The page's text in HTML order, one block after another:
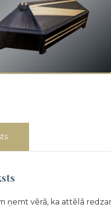
ņemt vērā, ka attēlā